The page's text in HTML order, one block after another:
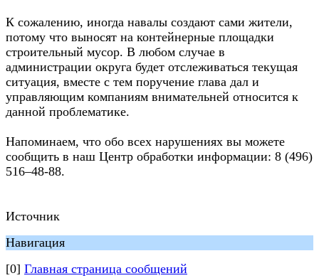
К сожалению, иногда навалы создают сами жители,
потому что выносят на контейнерные площадки
строительный мусор. В любом случае в
администрации округа будет отслеживаться текущая
ситуация, вместе с тем поручение глава дал и
управляющим компаниям внимательней относится к
данной проблематике.
Напоминаем, что обо всех нарушениях вы можете
сообщить в наш Центр обработки информации: 8 (496)
516–48-88.
Источник
Навигация
[0] Главная страница сообщений